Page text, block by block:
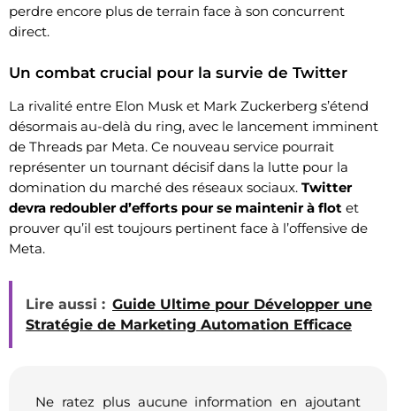
perdre encore plus de terrain face à son concurrent
direct.
Un combat crucial pour la survie de Twitter
La rivalité entre Elon Musk et Mark Zuckerberg s’étend
désormais au-delà du ring, avec le lancement imminent
de Threads par Meta. Ce nouveau service pourrait
représenter un tournant décisif dans la lutte pour la
domination du marché des réseaux sociaux. Twitter
devra redoubler d’efforts pour se maintenir à flot et
prouver qu’il est toujours pertinent face à l’offensive de
Meta.
Lire aussi : Guide Ultime pour Développer une
Stratégie de Marketing Automation Efficace
Ne ratez plus aucune information en ajoutant